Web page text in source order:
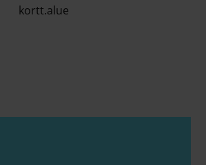
kortt.alue